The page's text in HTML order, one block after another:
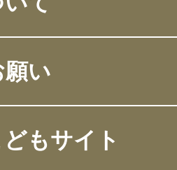
願い
もサイト